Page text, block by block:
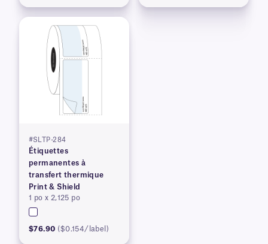
#SLTP-284
Étiquettes
permanentes à
transfert thermique
Print & Shield
1 po x 2,125 po
$76.90 ($0.154/label)